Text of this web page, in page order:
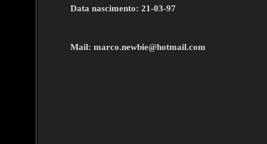
Data nascimento: 21-03-97
Mail: marco.newbie@hotmail.com